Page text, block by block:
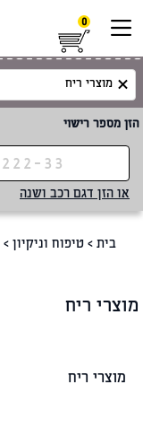
0
הזן מספר רישוי
או הזן דגם רכב ושנה
בית > טיפוח וניקיון >
מוצרי ריח
מוצרי ריח